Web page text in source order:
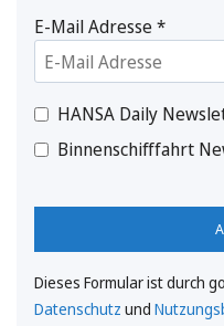
E-Mail Adresse*
HANSA Daily
Binnenschifffahrt
Dieses Formular ist durch
Datenschutz und